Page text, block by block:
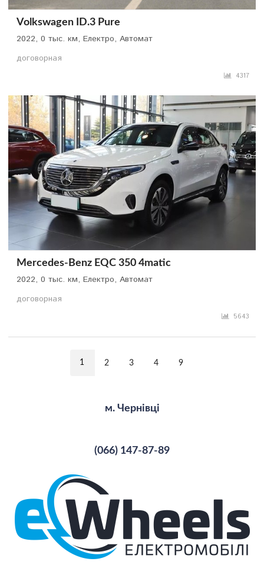
Volkswagen ID.3 Pure
2022, 0 тыс. км, Електро, Автомат
договорная
4317
Mercedes-Benz EQC 350 4matic
2022, 0 тыс. км, Електро, Автомат
договорная
5643
1 2 3 4 9
м. Чернівці
(066) 147-87-89